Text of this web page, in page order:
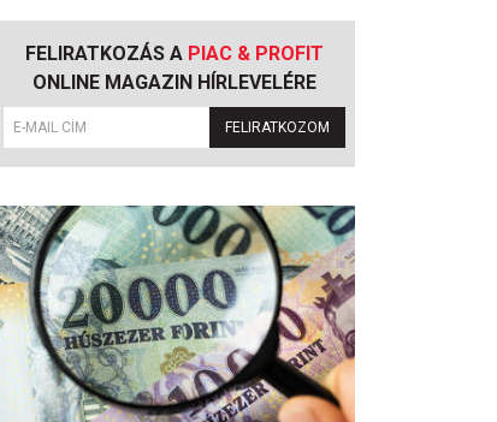
FELIRATKOZÁS A PIAC & PROFIT
ONLINE MAGAZIN HÍRLEVELÉRE
FELIRATKOZOM